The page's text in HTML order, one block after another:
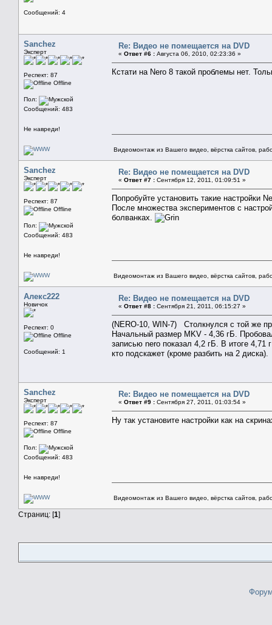
Сообщений: 4
Sanchez
Эксперт
Респект: 87
Offline
Пол:
Сообщений: 483
Не навреди!
Re: Видео не помещается на DVD
« Ответ #6 : Августа 06, 2010, 02:23:36 »
Кстати на Nero 8 такой проблемы нет.
Видеомонтаж из Вашего видео, вёрстка сайтов,
Sanchez
Эксперт
Респект: 87
Offline
Пол:
Сообщений: 483
Не навреди!
Re: Видео не помещается на DVD
« Ответ #7 : Сентября 12, 2011, 01:09:51 »
Попробуйте установить такие настройки
После множества экспериментов с
болванках.
Видеомонтаж из Вашего видео, вёрстка сайтов,
Алекс222
Новичок
Респект: 0
Offline
Сообщений: 1
Re: Видео не помещается на DVD
« Ответ #8 : Сентября 21, 2011, 06:15:27 »
(NERO-10, WIN-7) Столкнулся с той же
Начальный размер MKV - 4,36 гБ.
записью nero показал 4,2 гБ. В итоге
кто подскажет (кроме разбить на 2 диска).
Sanchez
Эксперт
Респект: 87
Offline
Пол:
Сообщений: 483
Не навреди!
Re: Видео не помещается на DVD
« Ответ #9 : Сентября 27, 2011, 01:03:54 »
Ну так установите настройки как на
Видеомонтаж из Вашего видео, вёрстка сайтов,
Страниц: [1]